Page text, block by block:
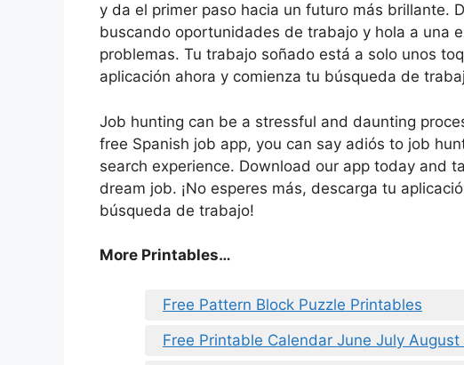
y da el primer paso hacia un futuro más brillante.
buscando oportunidades de trabajo y hola a una
problemas. Tu trabajo soñado está a solo unos
aplicación ahora y comienza tu búsqueda de
Job hunting can be a stressful and daunting
free Spanish job app, you can say adiós to job
search experience. Download our app today and
dream job. ¡No esperes más, descarga tu
búsqueda de trabajo!
More Printables…
Free Pattern Block Puzzle Printables
Free Printable Calendar June July August